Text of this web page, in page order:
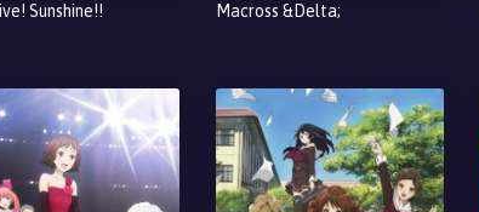
Sunshine!! Macross &Delta;